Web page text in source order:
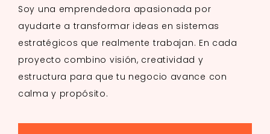
Soy una emprendedora apasionada por
ayudarte a transformar ideas en sistemas
estratégicos que realmente trabajan. En cada
proyecto combino visión, creatividad y
estructura para que tu negocio avance con
calma y propósito.